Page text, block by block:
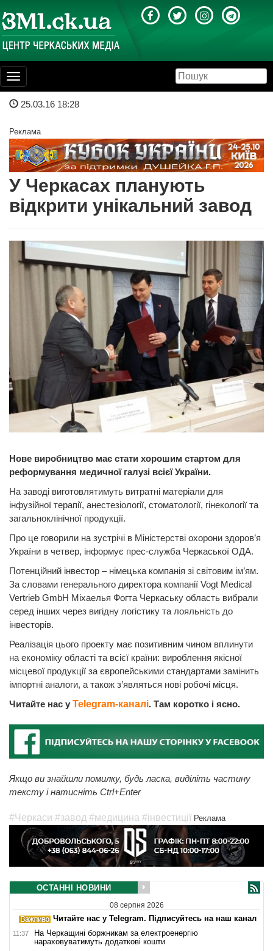
Toggle
navigation
25.03.16 18:28
Реклама
У Черкасах планують
відкрити унікальний завод
Нове виробництво має стати хорошим стартом для
реформування медичної галузі всієї України.
На заводі виготовлятимуть витратні матеріали для
інфузійної терапії, анестезіології, стоматології, гінекології та
загальноклінічної продукції.
Про це говорили на зустрічі в Міністерстві охорони здоров’я
України в четвер, інформує прес-служба Черкаської ОДА.
Потенційний інвестор – німецька компанія зі світовим ім’ям.
За словами генерального директора компанії Vogt Medical
Vertrieb GmbH Міхаелья Фогта Черкаську область вибрали
серед інших через вигідну логістику та лояльність до
інвесторів.
Реалізація цього проекту має позитивним чином вплинути
на економіку області та всієї країни: вироблення якісної
місцевої продукції за європейськими стандартами замінить
імпортні аналоги, а також з’являться нові робочі місця.
Читайте нас у Telegram-каналі. Там коротко і ясно.
Якщо ви знайшли помилку, будь ласка, виділіть частину
тексту і натисніть Ctrl+Enter
#Черкаси #завод #медицина #інвестиції Реклама
ОСТАННІ НОВИНИ
08 серпня 2026
Читайте нас у Telegram. Підписуйтесь на наш канал
11:37
На Черкащині боржникам за електроенергію
нараховуватимуть додаткові кошти